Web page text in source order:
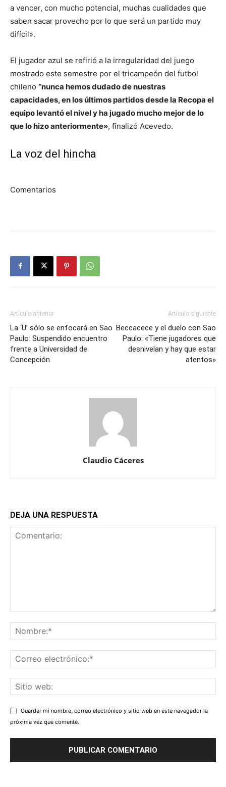
a vencer, con mucho potencial, muchas cualidades que
saben sacar provecho por lo que será un partido muy
difícil».
El jugador azul se refirió a la irregularidad del juego
mostrado este semestre por el tricampeón del futbol
chileno “nunca hemos dudado de nuestras
capacidades, en los últimos partidos desde la Recopa el
equipo levantó el nivel y ha jugado mucho mejor de lo
que lo hizo anteriormente», finalizó Acevedo.
La voz del hincha
Comentarios
Artículo anterior
La ‘U’ sólo se enfocará en Sao
Paulo: Suspendido encuentro
frente a Universidad de
Concepción
Artículo siguiente
Beccacece y el duelo con Sao
Paulo: «Tiene jugadores que
desnivelan y hay que estar
atentos»
Claudio Cáceres
DEJA UNA RESPUESTA
Guardar mi nombre, correo electrónico y sitio web en este navegador la
próxima vez que comente.